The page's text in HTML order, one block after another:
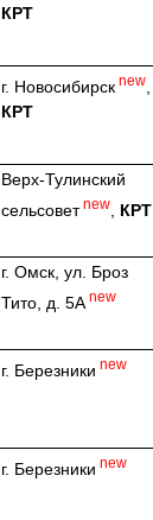
КРТ
г. Новосибирск new,
КРТ
Верх-Тулинский
сельсовет new, КРТ
г. Омск, ул. Броз
Тито, д. 5А new
г. Березники new
г. Березники new